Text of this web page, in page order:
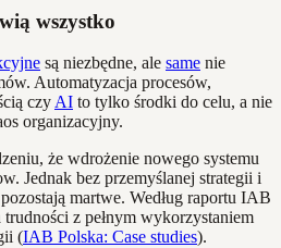
wszystko
są niezbędne, ale same nie
Automatyzacja procesów,
czy AI to tylko środki do celu, a nie
organizacyjny.
że wdrożenie nowego systemu
Jednak bez przemyślanej strategii i
martwe. Według raportu IAB
trudności z pełnym wykorzystaniem
(IAB Polska: Case studies).